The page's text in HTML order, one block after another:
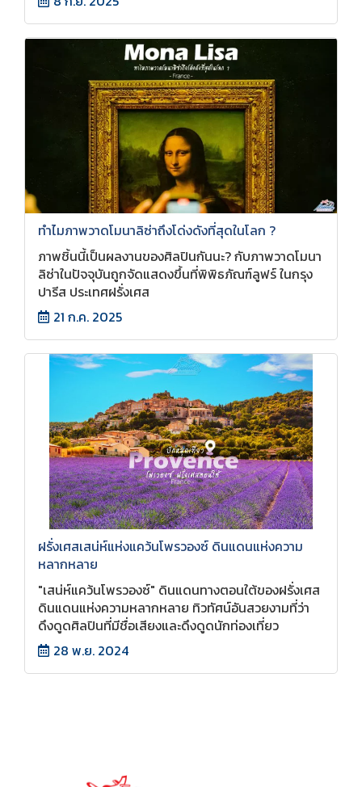
ทำไมภาพวาดโมนาลิซ่าถึงโด่งดังที่สุดในโลก ?
ภาพชิ้นนี้เป็นผลงานของศิลปินกันนะ? กับภาพวาดโมนา
ลิซ่าในปัจจุบันถูกจัดแสดงขึ้นที่พิพิธภัณฑ์ลูฟร์ ในกรุง
ปารีส ประเทศฝรั่งเศส
21 ก.ค. 2025
ฝรั่งเศสเสน่ห์แห่งแคว้นโพรวองซ์ ดินแดนแห่งความ
หลากหลาย
"เสน่ห์แคว้นโพรวองซ์" ดินแดนทางตอนใต้ของฝรั่งเศส
ดินแดนแห่งความหลากหลาย ทิวทัศน์อันสวยงามที่ว่า
ดึงดูดศิลปินที่มีชื่อเสียงและดึงดูดนักท่องเที่ยว
28 พ.ย. 2024